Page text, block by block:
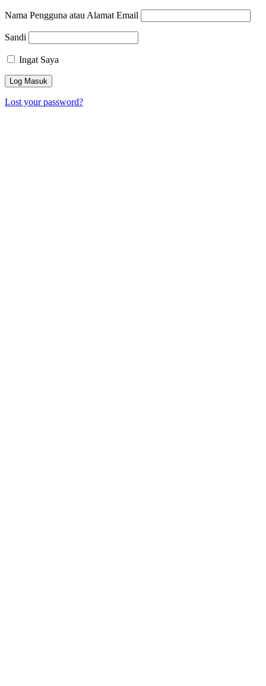
Nama Pengguna atau Alamat Email
Sandi
Ingat Saya
Lost your password?